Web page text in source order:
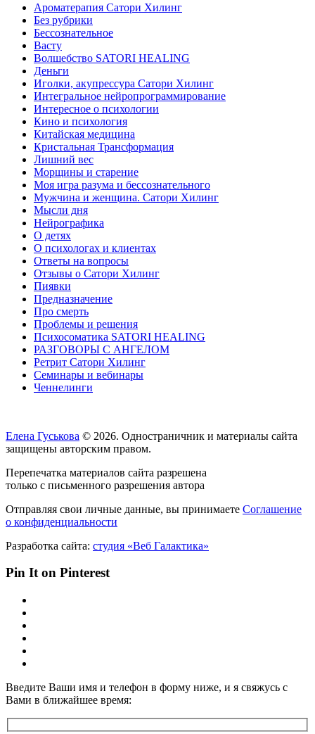
Ароматерапия Сатори Хилинг
Без рубрики
Бессознательное
Васту
Волшебство SATORI HEALING
Деньги
Иголки, акупрессура Сатори Хилинг
Интегральное нейропрограммирование
Интересное о психологии
Кино и психология
Китайская медицина
Кристальная Трансформация
Лишний вес
Морщины и старение
Моя игра разума и бессознательного
Мужчина и женщина. Сатори Хилинг
Мысли дня
Нейрографика
О детях
О психологах и клиентах
Ответы на вопросы
Отзывы о Сатори Хилинг
Пиявки
Предназначение
Про смерть
Проблемы и решения
Психосоматика SATORI HEALING
РАЗГОВОРЫ С АНГЕЛОМ
Ретрит Сатори Хилинг
Семинары и вебинары
Ченнелинги
Елена Гуськова © 2026. Одностраничник и материалы сайта
защищены авторским правом.
Перепечатка материалов сайта разрешена
только с письменного разрешения автора
Отправляя свои личные данные, вы принимаете Соглашение
о конфиденциальности
Разработка сайта: студия «Веб Галактика»
Pin It on Pinterest
Введите Ваши имя и телефон в форму ниже, и я свяжусь с
Вами в ближайшее время: